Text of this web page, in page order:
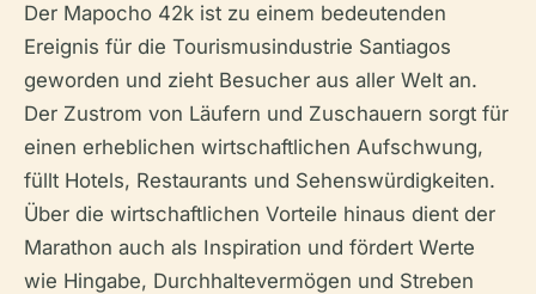
Der Mapocho 42k ist zu einem bedeutenden
Ereignis für die Tourismusindustrie Santiagos
geworden und zieht Besucher aus aller Welt an.
Der Zustrom von Läufern und Zuschauern sorgt für
einen erheblichen wirtschaftlichen Aufschwung,
füllt Hotels, Restaurants und Sehenswürdigkeiten.
Über die wirtschaftlichen Vorteile hinaus dient der
Marathon auch als Inspiration und fördert Werte
wie Hingabe, Durchhaltevermögen und Streben